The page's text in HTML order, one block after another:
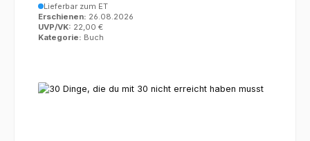
Lieferbar zum ET
Erschienen: 26.08.2026
UVP/VK: 22,00 €
Kategorie: Buch